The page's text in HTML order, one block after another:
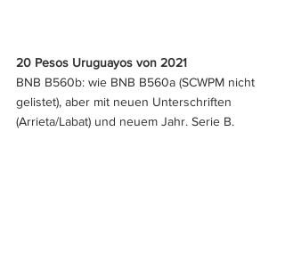
20 Pesos Uruguayos von 2021
BNB B560b: wie BNB B560a (SCWPM nicht
gelistet), aber mit neuen Unterschriften
(Arrieta/Labat) und neuem Jahr. Serie B.